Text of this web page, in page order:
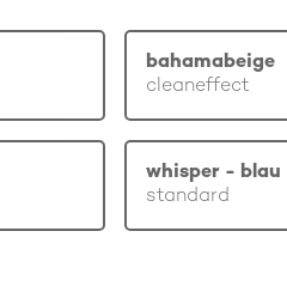
bahamabeige
cleaneffect
whisper - blau
standard